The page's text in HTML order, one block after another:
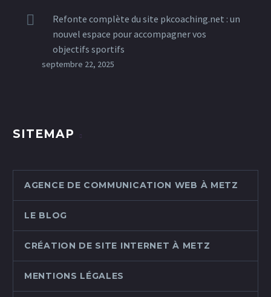
Refonte complète du site pkcoaching.net : un
nouvel espace pour accompagner vos
objectifs sportifs
septembre 22, 2025
SITEMAP
AGENCE DE COMMUNICATION WEB À METZ
LE BLOG
CRÉATION DE SITE INTERNET À METZ
MENTIONS LÉGALES